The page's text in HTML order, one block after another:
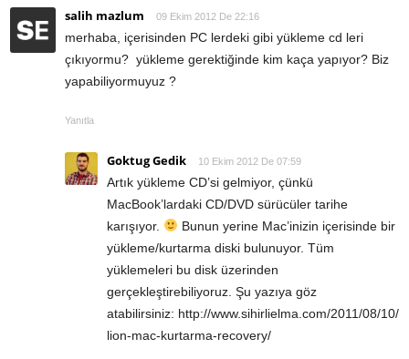
salih mazlum 09 Ekim 2012 De 22:16
merhaba, içerisinden PC lerdeki gibi yükleme cd leri
çıkıyormu? yükleme gerektiğinde kim kaça yapıyor? Biz
yapabiliyormuyuz ?
Yanıtla
Goktug Gedik 10 Ekim 2012 De 07:59
Artık yükleme CD’si gelmiyor, çünkü
MacBook’lardaki CD/DVD sürücüler tarihe
karışıyor.
Bunun yerine Mac’inizin içerisinde bir
yükleme/kurtarma diski bulunuyor. Tüm
yüklemeleri bu disk üzerinden
gerçekleştirebiliyoruz. Şu yazıya göz
atabilirsiniz: http://www.sihirlielma.com/2011/08/10/
lion-mac-kurtarma-recovery/